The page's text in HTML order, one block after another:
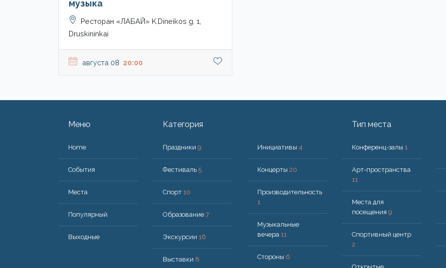
музыка
Ресторан «ЛАБАЙ» K.Dineikos g. 1,
Druskininkai
августа 08 20:00
Меню
Home
События
Места
Популярный
Bыходные
Категория
Праздники 9
Фестиваль 5
Спорт 10
Образование 7
Экскурсии 16
Выставки 8
Инициативы 4
Концерты 20
Производительность
1
Музыкальные
вечера 11
Стороны 6
Тип места
Конференц-залы 1
Арт-пространства
11
Места для
посещения 9
Спортивный центр
2